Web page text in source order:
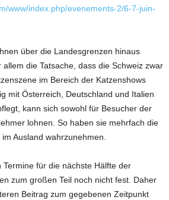
www/index.php/evenements-2/6-7-juin-
über die Landesgrenzen hinaus
die Tatsache, dass die Schweiz zwar
im Bereich der Katzenshows
mit Österreich, Deutschland und Italien
kann sich sowohl für Besucher der
lohnen. So haben sie mehrfach die
Ausland wahrzunehmen.
für die nächste Hälfte der
zum großen Teil noch nicht fest. Daher
Beitrag zum gegebenen Zeitpunkt